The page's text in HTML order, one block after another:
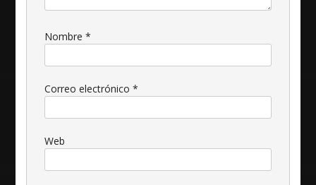
Nombre*
Correo electrónico*
Web